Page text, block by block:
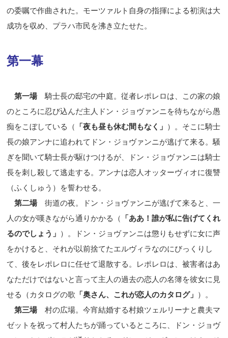
の委嘱で作曲された。モーツァルト自身の指揮による初演は大
成功を収め、プラハ市民を沸き立たせた。
第一幕
第一場騎士長の邸宅の中庭。従者レポレロは、この家の娘
のところに忍び込んだ主人ドン・ジョヴァンニを待ちながら愚
痴をこぼしている（
「夜も昼も休む間もなく」 ）。そこに騎士
長の娘アンナに追われてドン・ジョヴァンニが逃げて来る。騒
ぎを聞いて騎士長が駆けつけるが、ドン・ジョヴァンニは騎士
長を刺し殺して逃走する。アンナは恋人オッターヴィオに復讐
（ふくしゅう）を誓わせる。
第二場街道の夜。ドン・ジョヴァンニが逃げて来ると、一
人の女が嘆きながら通りかかる（
「ああ！誰が私に告げてくれ
るのでしょう」 ）。ドン・ジョヴァンニは懲りもせずに女に声
をかけると、それが以前捨てたエルヴィラなのにびっくりし
て、後をレポレロに任せて退散する。レポレロは、被害者はあ
なただけではないと言って主人の過去の恋人の名簿を彼女に見
せる（カタログの歌 「奥さん、これが恋人のカタログ」 ）。
第三場村の広場。今宵結婚する村娘ツェルリーナと農夫マ
ゼットを祝って村人たちが踊っているところに、ドン・ジョヴ